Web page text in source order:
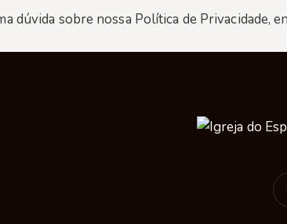
dúvida sobre nossa Política de Privacidade,